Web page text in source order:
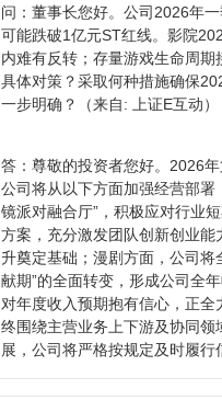
问： 董事长您好。公司2026年
可能跌破1亿元ST红线。影院
内难有反转；存量游戏生命周
具体对策？采取何种措施确保
一步明确？
（来自: 上证E互动）
答： 尊敬的投资者您好。2026
公司将从以下方面加强经营部
镜派对融合厅”，积极应对行业
方案，充分激发团队创新创业
升奠定基础；漫剧方面，公司将
献期”的全面转变，形成公司全
对年度收入预期抱有信心，正
终围绕主营业务上下游及协同
展，公司将严格按规定及时履行